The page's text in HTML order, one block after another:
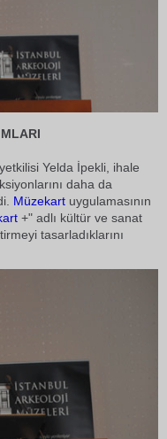
Yelda İpekli, ihale
daha da
Müzekart uygulamasının
+" adlı kültür ve sanat
tasarladıklarını